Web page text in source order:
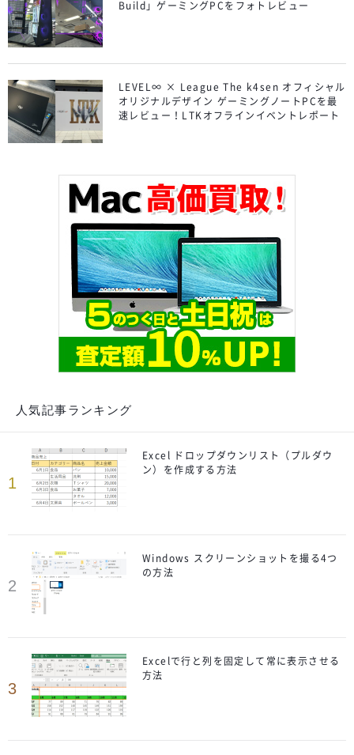
Build」ゲーミングPCをフォトレビュー
LEVEL∞ × League The k4sen オフィシャル
オリジナルデザイン ゲーミングノートPCを最
速レビュー！LTKオフラインイベントレポート
人気記事ランキング
1
Excel ドロップダウンリスト（プルダウ
ン）を作成する方法
2
Windows スクリーンショットを撮る4つ
の方法
3
Excelで行と列を固定して常に表示させる
方法